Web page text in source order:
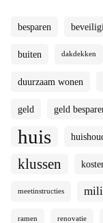
besparen
buiten dakdekken
duurzaam wonen
geld geld
huis
klussen
meetinstructies
ramen renovatie